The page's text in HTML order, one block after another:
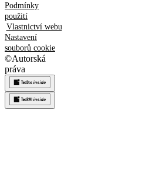
Podmínky
použití
Vlastnictví webu
Nastavení
souborů cookie
©Autorská
práva